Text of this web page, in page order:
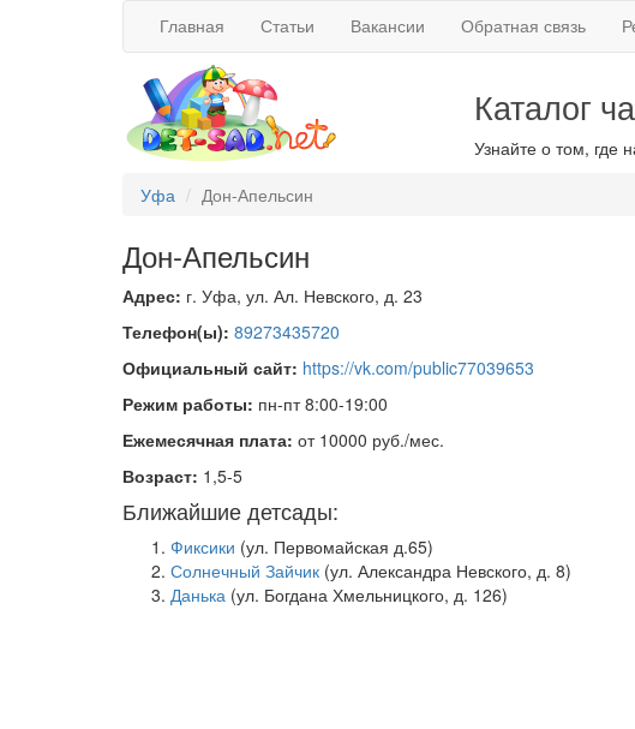
Главная Статьи Вакансии Обратная связь
Каталог
Узнайте о том, где
Уфа
Дон-Апельсин
Дон-Апельсин
Адрес: г. Уфа, ул. Ал. Невского, д. 23
Телефон(ы): 89273435720
Официальный сайт: https://vk.com/public77039653
Режим работы: пн-пт 8:00-19:00
Ежемесячная плата: от 10000 руб./мес.
Возраст: 1,5-5
Ближайшие детсады:
Фиксики (ул. Первомайская д.65)
Солнечный Зайчик (ул. Александра Невского, д. 8)
Данька (ул. Богдана Хмельницкого, д. 126)